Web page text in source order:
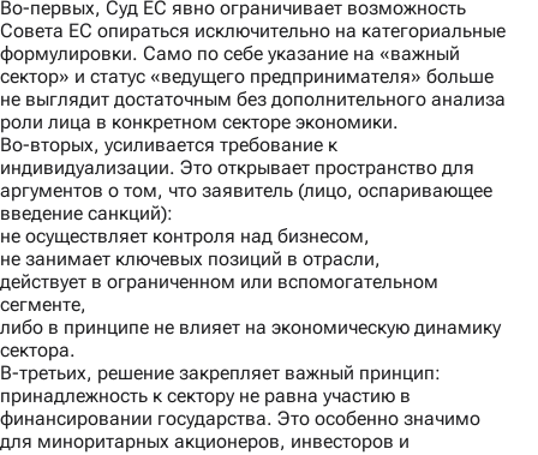
Во-первых, Суд ЕС явно ограничивает возможность
Совета ЕС опираться исключительно на категориальные
формулировки. Само по себе указание на «важный
сектор» и статус «ведущего предпринимателя» больше
не выглядит достаточным без дополнительного анализа
роли лица в конкретном секторе экономики.
Во-вторых, усиливается требование к
индивидуализации. Это открывает пространство для
аргументов о том, что заявитель (лицо, оспаривающее
введение санкций):
не осуществляет контроля над бизнесом,
не занимает ключевых позиций в отрасли,
действует в ограниченном или вспомогательном
сегменте,
либо в принципе не влияет на экономическую динамику
сектора.
В-третьих, решение закрепляет важный принцип:
принадлежность к сектору не равна участию в
финансировании государства. Это особенно значимо
для миноритарных акционеров, инвесторов и